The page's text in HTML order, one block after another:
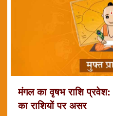
मंगल का वृषभ राशि प्रवेश:
का राशियों पर असर